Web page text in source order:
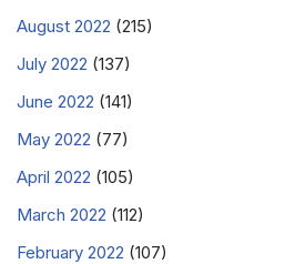
August 2022 (215)
July 2022 (137)
June 2022 (141)
May 2022 (77)
April 2022 (105)
March 2022 (112)
February 2022 (107)